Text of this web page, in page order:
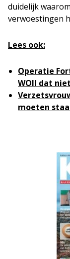
duidelijk
verwoestingen
Lees ook:
Operatie
WOII dat
moeten